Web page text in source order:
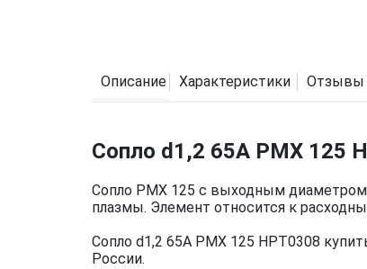
Описание Характеристики Отзывы
Сопло d1,2 65A PMX 125
Сопло PMX 125 с выходным
плазмы. Элемент относится к
Сопло d1,2 65A PMX 125 HPT0308
России.